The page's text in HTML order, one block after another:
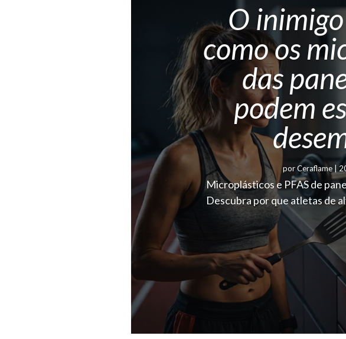
O
como os
das
podem
porCeraflame|
Microplásticos e PFAS de
Descubra por que atletas de